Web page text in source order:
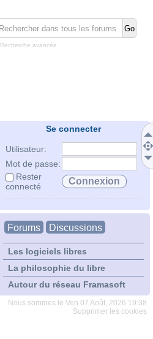
Recherche avancée
Se connecter
Utilisateur:
Mot de passe:
Rester
connecté
Forums Discussions
Les logiciels libres
La philosophie du libre
Autour du réseau Framasoft
Nous sommes le Ven 07 Août, 2026 19:38
Supprimer les cookies